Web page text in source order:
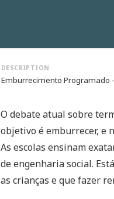
Emburrecimento Programado
O debate atual sobre
objetivo é emburrecer, e
As escolas ensinam
de engenharia social.
as crianças e que fazer